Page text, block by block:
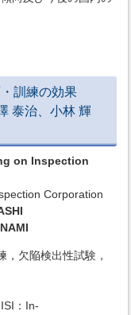
訓練の効果
泰治、小林 輝
on Inspection
Corporation
，欠陥検出性試験，
：In-